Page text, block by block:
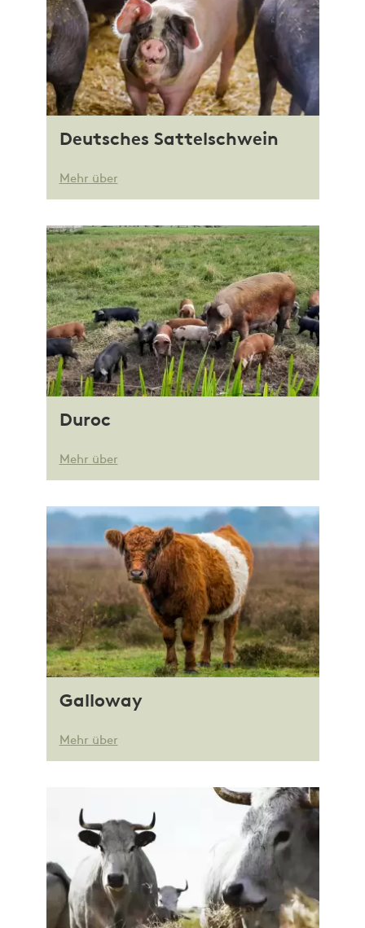
Deutsches Sattelschwein
Mehr über
Duroc
Mehr über
Galloway
Mehr über